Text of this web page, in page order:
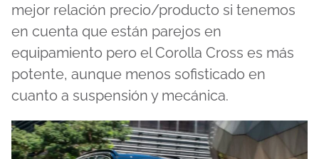
mejor relación precio/producto si tenemos
en cuenta que están parejos en
equipamiento pero el Corolla Cross es más
potente, aunque menos sofisticado en
cuanto a suspensión y mecánica.